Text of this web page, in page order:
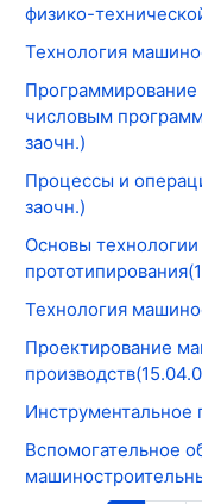
физико-
Технология
Программирование
числовым
заочн.)
Процессы и
заочн.)
Основы
Технология
Проектирование
Инструментальное
Вспомогательное